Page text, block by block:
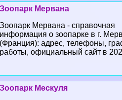
Зоопарк Мервана
Зоопарк Мервана - справочная
информация о зоопарке в г.
(Франция): адрес, телефоны,
работы, официальный сайт в
Зоопарк Мескуля